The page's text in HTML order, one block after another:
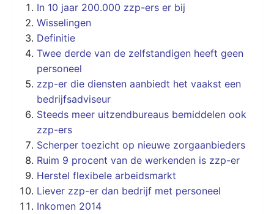
In 10 jaar 200.000 zzp-ers er bij
Wisselingen
Definitie
Twee derde van de zelfstandigen heeft geen
personeel
zzp-er die diensten aanbiedt het vaakst een
bedrijfsadviseur
Steeds meer uitzendbureaus bemiddelen ook
zzp-ers
Scherper toezicht op nieuwe zorgaanbieders
Ruim 9 procent van de werkenden is zzp-er
Herstel flexibele arbeidsmarkt
Liever zzp-er dan bedrijf met personeel
Inkomen 2014